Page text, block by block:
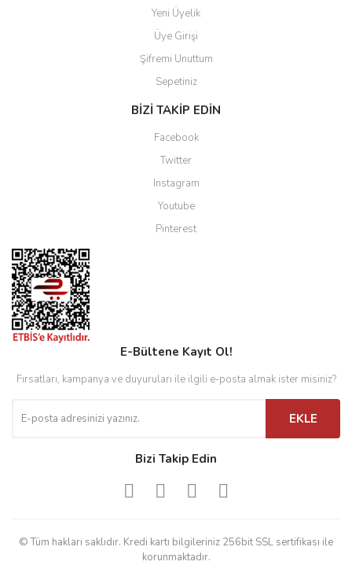
Yeni Üyelik
Üye Girişi
Şifremi Unuttum
Sepetiniz
BİZİ TAKİP EDİN
Facebook
Twitter
Instagram
Youtube
Pinterest
E-Bültene Kayıt Ol!
Fırsatları, kampanya ve duyuruları ile ilgili e-posta almak ister misiniz?
EKLE
Bizi Takip Edin
© Tüm hakları saklıdır. Kredi kartı bilgileriniz 256bit SSL sertifikası ile
korunmaktadır.